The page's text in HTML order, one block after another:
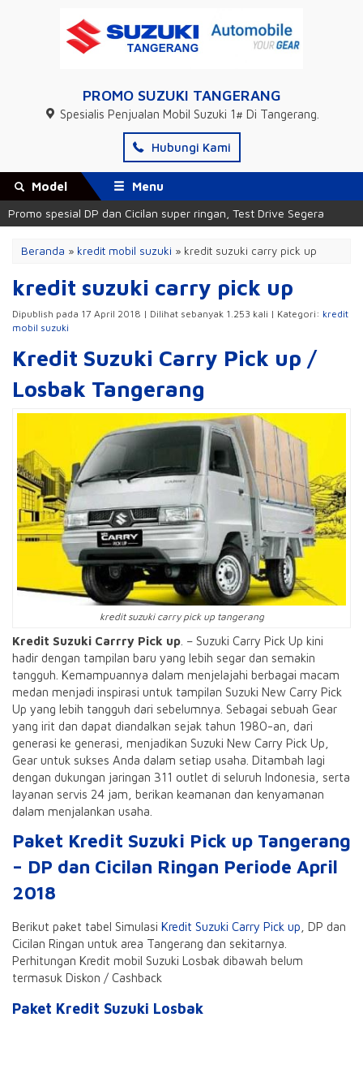
PROMO SUZUKI TANGERANG
Spesialis Penjualan Mobil Suzuki 1# Di Tangerang.
Hubungi Kami
Model
Menu
spesial DP dan Cicilan super ringan, Test Drive Segera
Beranda » kredit mobil suzuki » kredit suzuki carry pick up
kredit suzuki carry pick up
Dipublish pada 17 April 2018 | Dilihat sebanyak 1.253 kali | Kategori: kredit
mobil suzuki
Kredit Suzuki Carry Pick up /
Losbak Tangerang
kredit suzuki carry pick up tangerang
Kredit Suzuki Carrry Pick up . – Suzuki Carry Pick Up kini
hadir dengan tampilan baru yang lebih segar dan semakin
tangguh. Kemampuannya dalam menjelajahi berbagai macam
medan menjadi inspirasi untuk tampilan Suzuki New Carry Pick
Up yang lebih tangguh dari sebelumnya. Sebagai sebuah Gear
yang irit dan dapat diandalkan sejak tahun 1980-an, dari
generasi ke generasi, menjadikan Suzuki New Carry Pick Up,
Gear untuk sukses Anda dalam setiap usaha. Ditambah lagi
dengan dukungan jaringan 311 outlet di seluruh Indonesia, serta
layanan servis 24 jam, berikan keamanan dan kenyamanan
dalam menjalankan usaha.
Paket Kredit Suzuki Pick up Tangerang
– DP dan Cicilan Ringan Periode April
2018
Berikut paket tabel Simulasi Kredit Suzuki Carry Pick up , DP dan
Cicilan Ringan untuk area Tangerang dan sekitarnya.
Perhitungan Kredit mobil Suzuki Losbak dibawah belum
termasuk Diskon / Cashback
Paket Kredit Suzuki Losbak